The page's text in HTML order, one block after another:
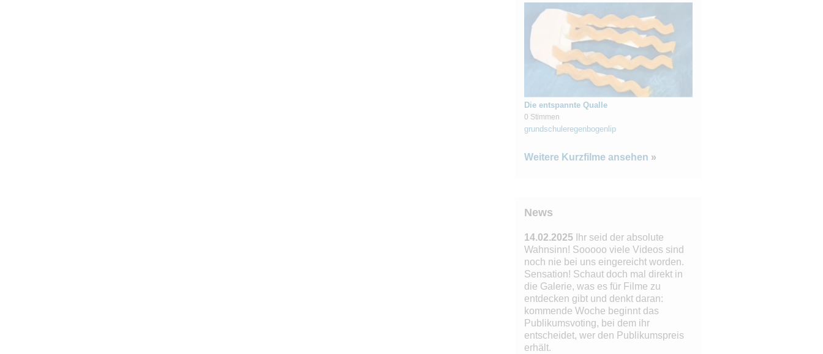
Die entspannte Qualle
0 Stimmen
grundschuleregenbogenlip
Weitere Kurzfilme ansehen
News
14.02.2025
Ihr seid der absolute
Wahnsinn! Sooooo viele Videos sind
noch nie bei uns eingereicht worden.
Sensation! Schaut doch mal direkt in
die Galerie, was es für Filme zu
entdecken gibt und denkt daran:
kommende Woche beginnt das
Publikumsvoting, bei dem ihr
entscheidet, wer den Publikumspreis
erhält.